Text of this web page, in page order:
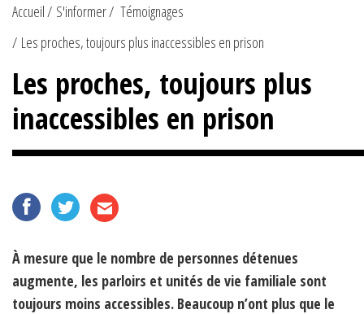
Accueil S'informer
Témoignages
Les proches, toujours plus inaccessibles en prison
Les proches, toujours plus
inaccessibles en prison
À mesure que le nombre de personnes détenues
augmente, les parloirs et unités de vie familiale sont
toujours moins accessibles. Beaucoup n’ont plus que le